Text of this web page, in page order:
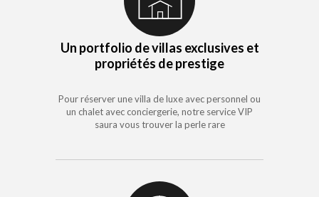
Un portfolio de villas exclusives et
propriétés de prestige
Pour réserver une villa de luxe avec personnel ou
un chalet avec conciergerie, notre service VIP
saura vous trouver la perle rare